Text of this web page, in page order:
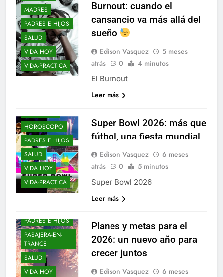
MADRES
PADRES E HIJOS
SALUD
VIDA HOY
VIDA-PRACTICA
Burnout: cuando el
cansancio va más allá del
sueño
Edison Vasquez
5 meses
atrás
0 4 minutos
El Burnout
Leer más
HOROSCOPO
PADRES E HIJOS
SALUD
VIDA HOY
VIDA-PRACTICA
Super Bowl 2026: más que
fútbol, una fiesta mundial
Edison Vasquez
6 meses
atrás
0 5 minutos
Super Bowl 2026
Leer más
AÑO NUEVO
BLOGS
ELLOS Y ELLAS
ENTRE-NOS
EPIFANIAS
PADRES E HIJOS
PASAJERA-EN-
TRANCE
SALUD
VIDA HOY
Planes y metas para el
2026: un nuevo año para
crecer juntos
Edison Vasquez
6 meses
AÑO NUEVO